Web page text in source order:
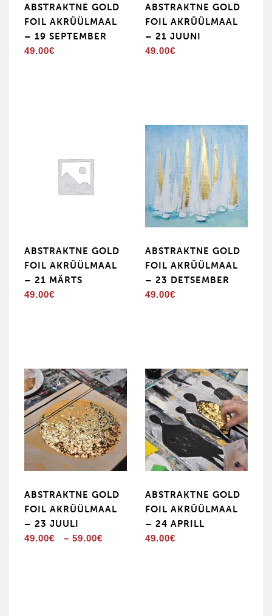
ABSTRAKTNE GOLD
FOIL AKRÜÜLMAAL
– 19 SEPTEMBER
49.00€
ABSTRAKTNE GOLD
FOIL AKRÜÜLMAAL
– 21 JUUNI
49.00€
ABSTRAKTNE GOLD
FOIL AKRÜÜLMAAL
– 21 MÄRTS
49.00€
ABSTRAKTNE GOLD
FOIL AKRÜÜLMAAL
– 23 DETSEMBER
49.00€
ABSTRAKTNE GOLD
FOIL AKRÜÜLMAAL
– 23 JUULI
49.00€ – 59.00€
Hinnavahemik:
ABSTRAKTNE GOLD
FOIL AKRÜÜLMAAL
– 24 APRILL
49.00€